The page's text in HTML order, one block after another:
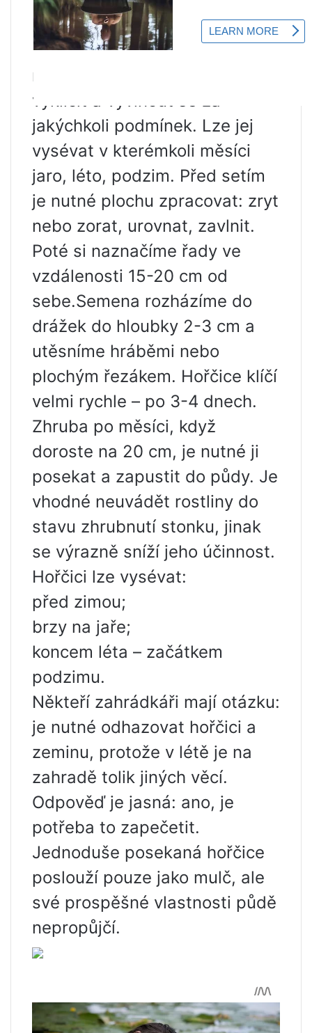
Kdy zasít hořčici
Hořčice bílá je tak nenáročná
rostlina, že dokáže rychle
vyklíčit a vyvinout se za
jakýchkoli podmínek. Lze jej
vysévat v kterémkoli měsíci
jaro, léto, podzim. Před setím
je nutné plochu zpracovat: zryt
nebo zorat, urovnat, zavlnit.
Poté si naznačíme řady ve
vzdálenosti 15-20 cm od
sebe.Semena rozházíme do
drážek do hloubky 2-3 cm a
utěsníme hráběmi nebo
plochým řezákem. Hořčice klíčí
velmi rychle – po 3-4 dnech.
Zhruba po měsíci, když
doroste na 20 cm, je nutné ji
posekat a zapustit do půdy. Je
vhodné neuvádět rostliny do
stavu zhrubnutí stonku, jinak
se výrazně sníží jeho účinnost.
Hořčici lze vysévat:
před zimou;
brzy na jaře;
koncem léta – začátkem
podzimu.
Někteří zahrádkáři mají otázku:
je nutné odhazovat hořčici a
zeminu, protože v létě je na
zahradě tolik jiných věcí.
Odpověď je jasná: ano, je
potřeba to zapečetit.
Jednoduše posekaná hořčice
poslouží pouze jako mulč, ale
své prospěšné vlastnosti půdě
nepropůjčí.